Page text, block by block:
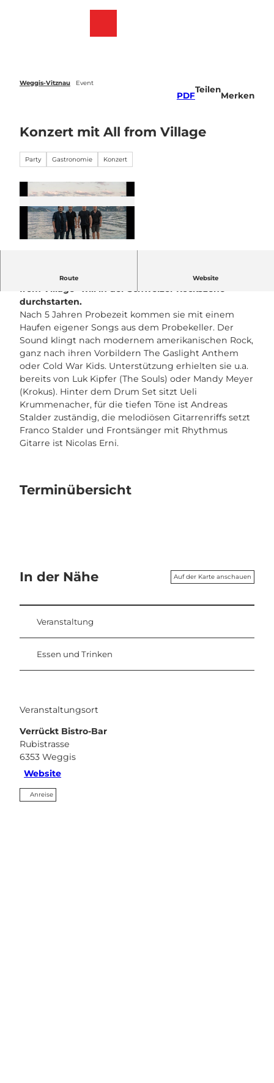
Weggis-Vitznau Event
PDF
Teilen
Merken
Konzert mit All from Village
Party Gastronomie Konzert
Route Website
Die Zentralschweizer Alternativ Rock Band "All
from Village" will in der Schweizer Rockszene
durchstarten.
Nach 5 Jahren Probezeit kommen sie mit einem
Haufen eigener Songs aus dem Probekeller. Der
Sound klingt nach modernem amerikanischen Rock,
ganz nach ihren Vorbildern The Gaslight Anthem
oder Cold War Kids. Unterstützung erhielten sie u.a.
bereits von Luk Kipfer (The Souls) oder Mandy Meyer
(Krokus). Hinter dem Drum Set sitzt Ueli
Krummenacher, für die tiefen Töne ist Andreas
Stalder zuständig, die melodiösen Gitarrenriffs setzt
Franco Stalder und Frontsänger mit Rhythmus
Gitarre ist Nicolas Erni.
Terminübersicht
In der Nähe Auf der Karte anschauen
Veranstaltung
Essen und Trinken
Veranstaltungsort
Verrückt Bistro-Bar
Rubistrasse
6353 Weggis
Website
Anreise